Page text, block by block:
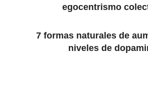
egocentrismo
7 formas naturales de
niveles de